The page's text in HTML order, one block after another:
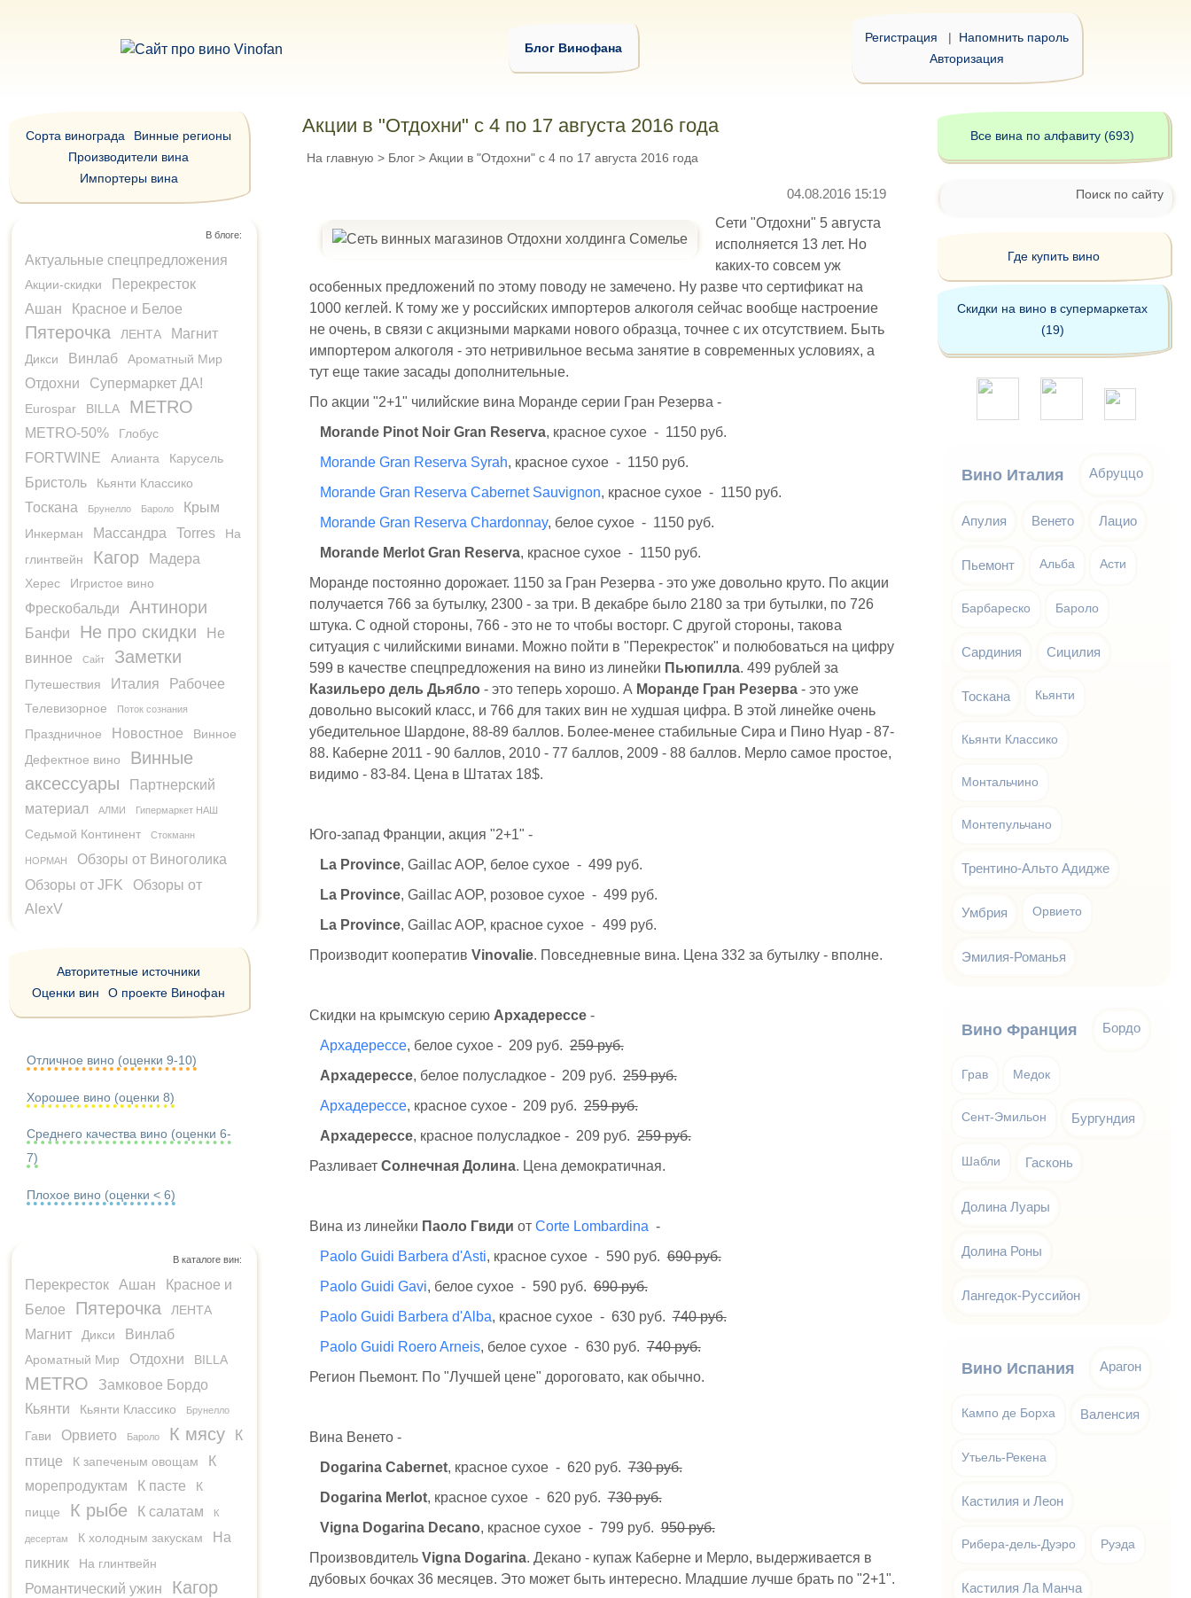
Блог Винофана
Регистрация | Напомнить пароль
Авторизация
Акции в "Отдохни" с 4 по 17 августа 2016 года
На главную > Блог >Акции в "Отдохни" с 4 по 17 августа 2016 года
04.08.2016 15:19
Сети "Отдохни" 5 августа
исполняется 13 лет. Но
каких-то совсем уж
особенных предложений по этому поводу не замечено. Ну разве что сертификат на
1000 кеглей. К тому же у российских импортеров алкоголя сейчас вообще настроение
не очень, в связи с акцизными марками нового образца, точнее с их отсутствием. Быть
импортером алкоголя - это нетривильное весьма занятие в современных условиях, а
тут еще такие засады дополнительные.
По акции "2+1" чилийские вина Моранде серии Гран Резерва -
Morande Pinot Noir Gran Reserva, красное сухое - 1150 руб.
Morande Gran Reserva Syrah, красное сухое - 1150 руб.
Morande Gran Reserva Cabernet Sauvignon, красное сухое - 1150 руб.
Morande Gran Reserva Chardonnay, белое сухое - 1150 руб.
Morande Merlot Gran Reserva, красное сухое - 1150 руб.
Моранде постоянно дорожает. 1150 за Гран Резерва - это уже довольно круто. По акции
получается 766 за бутылку, 2300 - за три. В декабре было 2180 за три бутылки, по 726
штука. С одной стороны, 766 - это не то чтобы восторг. С другой стороны, такова
ситуация с чилийскими винами. Можно пойти в "Перекресток" и полюбоваться на цифру
599 в качестве спецпредложения на вино из линейки Пьюпилла. 499 рублей за
Казильеро дель Дьябло - это теперь хорошо. А Моранде Гран Резерва- это уже
довольно высокий класс, и 766 для таких вин не худшая цифра. В этой линейке очень
убедительное Шардоне, 88-89 баллов. Более-менее стабильные Сира и Пино Нуар - 87-
88. Каберне 2011 - 90 баллов, 2010 - 77 баллов, 2009 - 88 баллов. Мерло самое простое,
видимо - 83-84. Цена в Штатах 18$.
Юго-запад Франции, акция "2+1" -
La Province, Gaillac AOP, белое сухое - 499 руб.
La Province, Gaillac AOP, розовое сухое - 499 руб.
La Province, Gaillac AOP, красное сухое - 499 руб.
Производит кооператив Vinovalie. Повседневные вина. Цена 332 за бутылку - вполне.
Скидки на крымскую серию Архадерессе-
Архадерессе, белое сухое - 209 руб.259 руб.
Архадерессе, белое полусладкое - 209 руб.259 руб.
Архадерессе, красное сухое - 209 руб.259 руб.
Архадерессе, красное полусладкое - 209 руб.259 руб.
Разливает Солнечная Долина. Цена демократичная.
Вина из линейки Паоло Гвиди от Corte Lombardina -
Paolo Guidi Barbera d'Asti, красное сухое - 590 руб.690 руб.
Paolo Guidi Gavi, белое сухое - 590 руб.690 руб.
Paolo Guidi Barbera d'Alba, красное сухое - 630 руб.740 руб.
Paolo Guidi Roero Arneis, белое сухое - 630 руб.740 руб.
Регион Пьемонт. По "Лучшей цене" дороговато, как обычно.
Вина Венето -
Dogarina Cabernet, красное сухое - 620 руб.730 руб.
Dogarina Merlot, красное сухое - 620 руб.730 руб.
Vigna Dogarina Decano, красное сухое - 799 руб.950 руб.
Произвовдитель Vigna Dogarina. Декано - купаж Каберне и Мерло, выдерживается в
дубовых бочках 36 месяцев. Это может быть интересно. Младшие лучше брать по "2+1".
Сорта винограда
Винные регионы
Производители вина
Импортеры вина
В блоге:
Актуальные спецпредложения
Акции-скидки
Перекресток
Ашан
Красное и Белое
Пятерочка ЛЕНТА Магнит
Дикси Винлаб Ароматный Мир
Отдохни Супермаркет ДА!
Eurospar BILLA METRO
METRO-50% Глобус
FORTWINE Алианта Карусель
Бристоль Кьянти Классико
Тоскана Брунелло Бароло Крым
Инкерман Массандра Torres
На
глинтвейн
Кагор Мадера
Херес Игристое вино
Фрескобальди Антинори
Банфи Не про скидки
Не
винное
Сайт Заметки
Путешествия Италия Рабочее
Телевизорное Поток сознания
Праздничное Новостное
Винное
Дефектное вино
Винные
аксессуары
Партнерский
материал
АЛМИ Гипермаркет НАШ
Седьмой Континент Стокманн
НОРМАН
Обзоры от Виноголика
Обзоры от JFK
Обзоры от
AlexV
Авторитетные источники
Оценки вин
О проекте Винофан
Отличное вино (оценки 9-10)
Хорошее вино (оценки 8)
Среднего качества вино (оценки 6-
7)
Плохое вино (оценки < 6)
В каталоге вин:
Перекресток Ашан
Красное и
Белое
Пятерочка ЛЕНТА
Магнит Дикси Винлаб
Ароматный Мир Отдохни BILLA
METRO
Замковое Бордо
Кьянти
Кьянти Классико Брунелло
Гави Орвието Бароло К мясу
К
птице
К запеченым овощам
К
морепродуктам
К пасте
К
пицце
К рыбе К салатам К
десертам К холодным закускам
На
пикник
На глинтвейн
Романтический ужин Кагор
Все вина по алфавиту (693)
Поиск по сайту
Где купить вино
Скидки на вино в супермаркетах
(19)
Вино Италия Абруццо
Апулия Венето Лацио
Пьемонт Альба Асти
Барбареско Бароло
Сардиния Сицилия
Тоскана Кьянти
Кьянти Классико
Монтальчино
Монтепульчано
Трентино-Альто Адидже
Умбрия Орвието
Эмилия-Романья
Вино Франция Бордо
Грав Медок
Сент-Эмильон Бургундия
Шабли Гасконь
Долина Луары
Долина Роны
Лангедок-Руссийон
Вино Испания Арагон
Кампо де Борха Валенсия
Утьель-Рекена
Кастилия и Леон
Рибера-дель-Дуэро Руэда
Кастилия Ла Манча